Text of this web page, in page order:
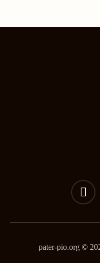
pater-pio.org ©